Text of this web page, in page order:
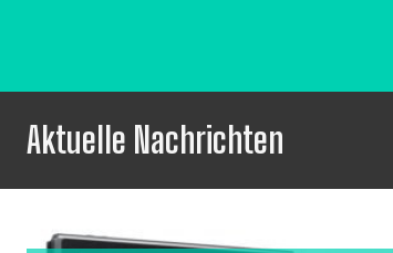
Aktuelle Nachrichten